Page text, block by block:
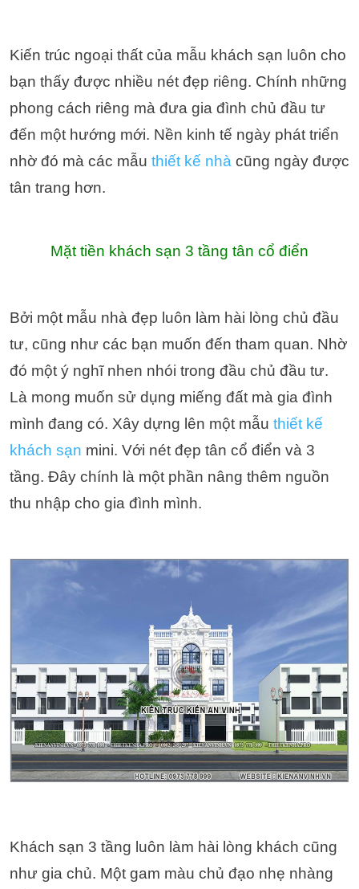
Kiến trúc ngoại thất của mẫu khách sạn luôn cho
bạn thấy được nhiều nét đẹp riêng. Chính những
phong cách riêng mà đưa gia đình chủ đầu tư
đến một hướng mới. Nền kinh tế ngày phát triển
nhờ đó mà các mẫu thiết kế nhà cũng ngày được
tân trang hơn.
Mặt tiền khách sạn 3 tầng tân cổ điển
Bởi một mẫu nhà đẹp luôn làm hài lòng chủ đầu
tư, cũng như các bạn muốn đến tham quan. Nhờ
đó một ý nghĩ nhen nhói trong đầu chủ đầu tư.
Là mong muốn sử dụng miếng đất mà gia đình
mình đang có. Xây dựng lên một mẫu thiết kế
khách sạn mini. Với nét đẹp tân cổ điển và 3
tầng. Đây chính là một phần nâng thêm nguồn
thu nhập cho gia đình mình.
Khách sạn 3 tầng luôn làm hài lòng khách cũng
như gia chủ. Một gam màu chủ đạo nhẹ nhàng